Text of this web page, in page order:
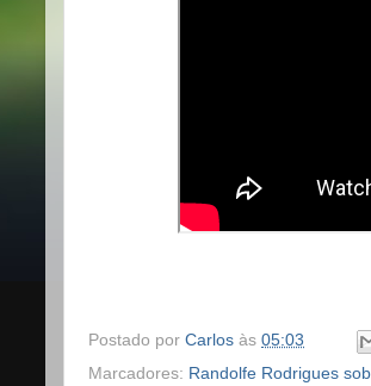
Postado por Carlos às 05:03
Marcadores: Randolfe Rodrigues